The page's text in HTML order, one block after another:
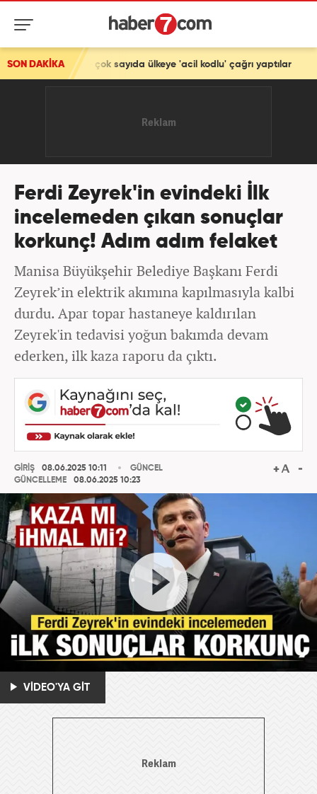
SON DAKİKA
sayıda ülkeye 'acil kodlu' çağrı yaptılar
Ferdi Zeyrek'in evindeki İlk
incelemeden çıkan sonuçlar
korkunç! Adım adım felaket
Manisa Büyükşehir Belediye Başkanı Ferdi
Zeyrek’in elektrik akımına kapılmasıyla kalbi
durdu. Apar topar hastaneye kaldırılan
Zeyrek'in tedavisi yoğun bakımda devam
ederken, ilk kaza raporu da çıktı.
GİRİŞ
08.06.2025 10:11
GÜNCELLEME
08.06.2025 10:23
GÜNCEL
VİDEO'YA GİT